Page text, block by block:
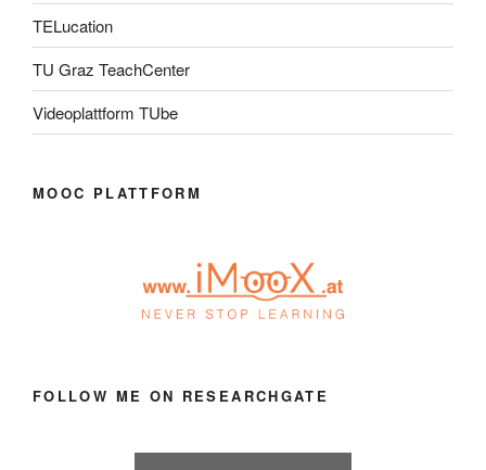
TELucation
TU Graz TeachCenter
Videoplattform TUbe
MOOC PLATTFORM
FOLLOW ME ON RESEARCHGATE